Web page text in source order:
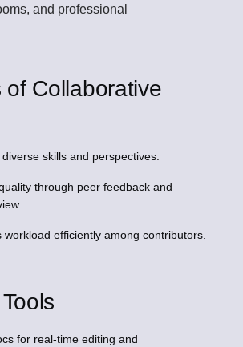
and professional
of Collaborative
skills and perspectives.
through peer feedback and
workload efficiently among contributors.
for real-time editing and